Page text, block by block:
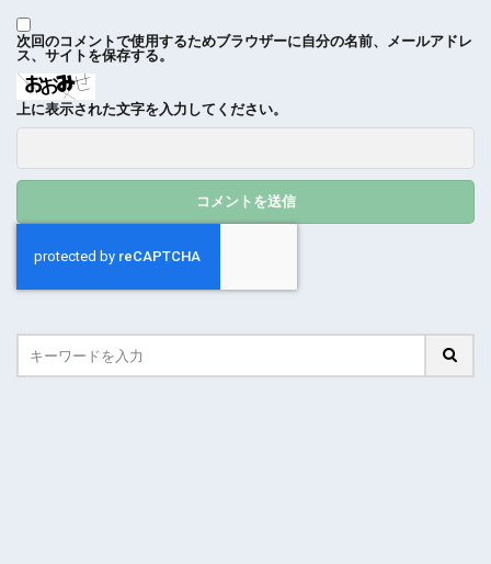
次回のコメントで使用するためブラウザーに自分の名前、メールアドレ
ス、サイトを保存する。
上に表示された文字を入力してください。